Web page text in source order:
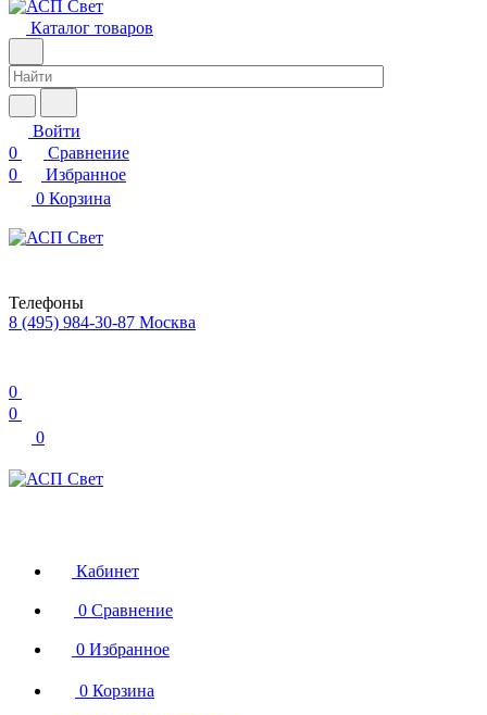
Каталог товаров
Войти
0
Сравнение
0
Избранное
0 Корзина
Телефоны
8 (495) 984-30-87 Москва
0
0
0
Кабинет
0 Сравнение
0 Избранное
0 Корзина